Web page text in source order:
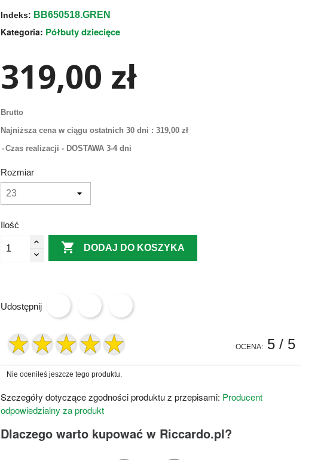
Indeks: BB650518.GREN
Kategoria: Półbuty dziecięce
319,00 zł
Brutto
Najniższa cena w ciągu ostatnich 30 dni : 319,00 zł
Czas realizacji - DOSTAWA 3-4 dni
Rozmiar
Ilość
 DODAJ DO KOSZYKA
Udostępnij
OCENA: 5/ 5
Nie oceniłeś jeszcze tego produktu.
Szczegóły dotyczące zgodności produktu z przepisami: Producent
odpowiedzialny za produkt
Dlaczego warto kupować w Riccardo.pl?